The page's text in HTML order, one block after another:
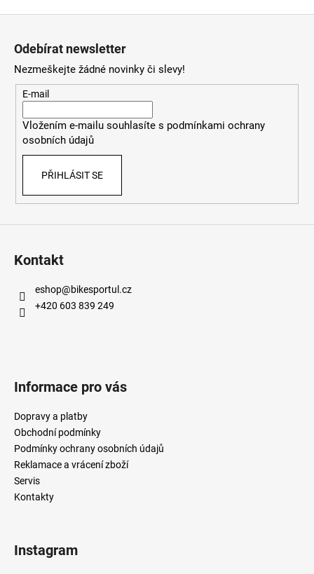
Odebírat newsletter
Nezmeškejte žádné novinky či slevy!
E-mail
Vložením e-mailu souhlasíte s podmínkami ochrany
osobních údajů
PŘIHLÁSIT SE
Kontakt
eshop@bikesportul.cz
+420 603 839 249
Informace pro vás
Dopravy a platby
Obchodní podmínky
Podmínky ochrany osobních údajů
Reklamace a vrácení zboží
Servis
Kontakty
Instagram